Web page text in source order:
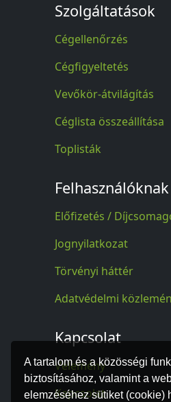
A tartalom és a közösségi
biztosításához, valamint a
elemzéséhez sütiket (cookie)
Szolgáltatások
Cégellenőrzés
Cégfigyeltetés
Vevőkör-átvilágítás
Céglista összeállítása
Toplisták
Felhasználóknak
Előfizetés /
Jognyilatkozat
Törvényi háttér
Adatvédelmi
Kapcsolat
Vélemény
Kapcsolat